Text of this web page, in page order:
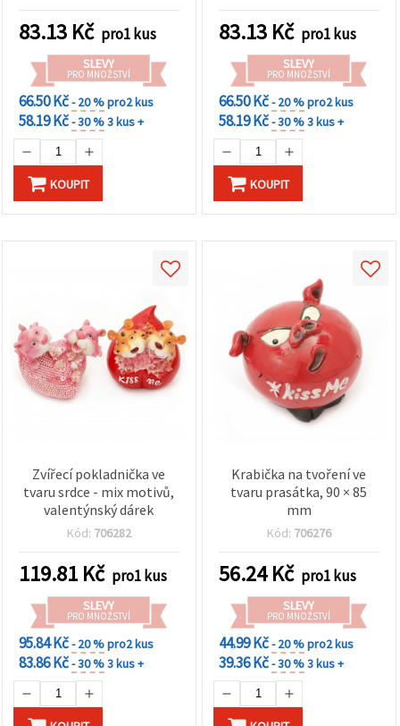
83.13 Kč pro1 kus
SLEVY
PRO MNOŽSTVÍ
66.50 Kč- 20 %pro2 kus
58.19 Kč- 30 %3 kus +
KOUPIT
83.13 Kč pro1 kus
SLEVY
PRO MNOŽSTVÍ
66.50 Kč- 20 %pro2 kus
58.19 Kč- 30 %3 kus +
KOUPIT
Zvířecí pokladnička ve
tvaru srdce - mix motivů,
valentýnský dárek
Kód: 706282
119.81 Kč pro1 kus
SLEVY
PRO MNOŽSTVÍ
95.84 Kč- 20 %pro2 kus
83.86 Kč- 30 %3 kus +
Krabička na tvoření ve
tvaru prasátka, 90 × 85
mm
Kód: 706276
56.24Kč pro1 kus
SLEVY
PRO MNOŽSTVÍ
44.99 Kč- 20 %pro2 kus
39.36 Kč- 30 %3 kus +